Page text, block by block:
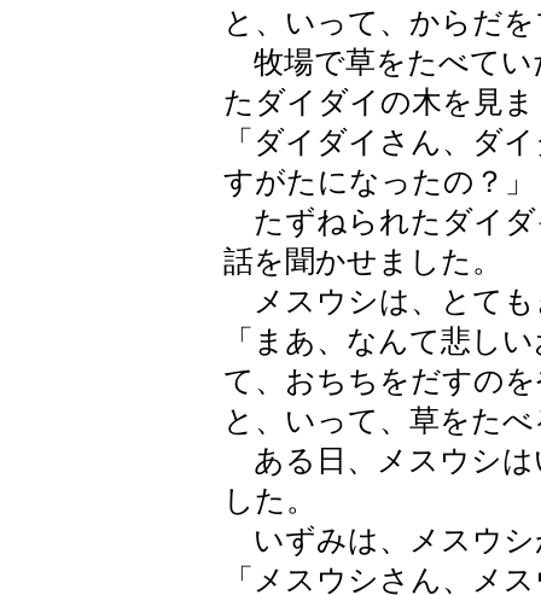
と、いって、からだ
牧場で草をたべてい
たダイダイの木を見
「ダイダイさん、ダ
すがたになったの？」
たずねられたダイダ
話を聞かせました。
メスウシは、とても
「まあ、なんて悲し
て、おちちをだすの
と、いって、草をた
ある日、メスウシは
した。
いずみは、メスウシ
「メスウシさん、メ